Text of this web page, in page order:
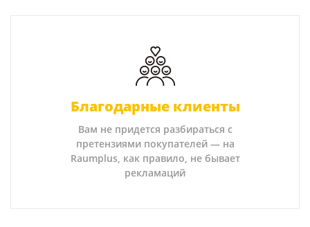
Благодарные клиенты
Вам не придется разбираться с
претензиями покупателей — на
Raumplus, как правило, не бывает
рекламаций